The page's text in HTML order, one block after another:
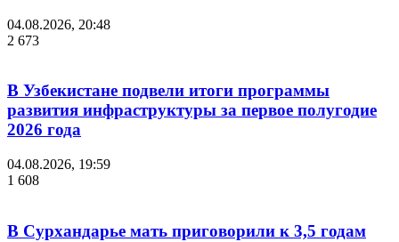
04.08.2026, 20:48
2 673
В Узбекистане подвели итоги программы
развития инфраструктуры за первое полугодие
2026 года
04.08.2026, 19:59
1 608
В Сурхандарье мать приговорили к 3,5 годам